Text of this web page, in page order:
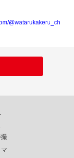
@watarukakeru_ch